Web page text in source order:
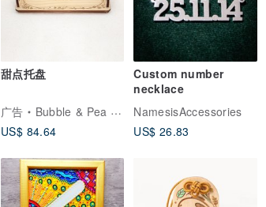
甜点托盘
广告
Bubble & Pea 豆豆泡泡
US$ 84.64
Custom number
necklace
NamesisAccessories
US$ 26.83